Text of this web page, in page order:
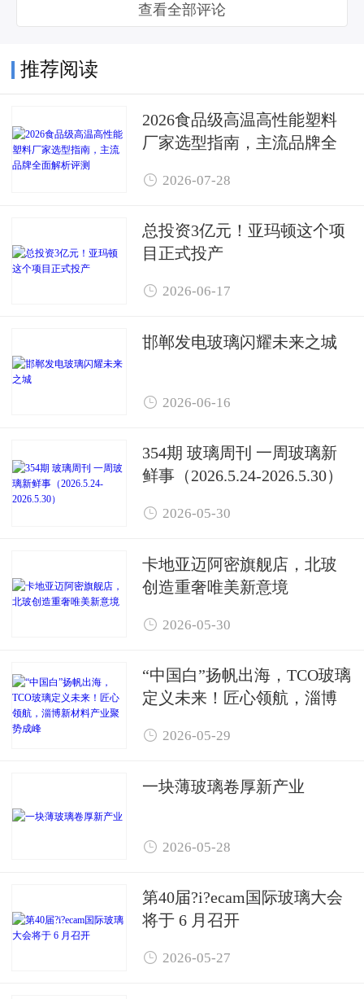
查看全部评论
推荐阅读
2026食品级高温高性能塑料
厂家选型指南，主流品牌全
 2026-07-28
总投资3亿元！亚玛顿这个项
目正式投产
 2026-06-17
邯郸发电玻璃闪耀未来之城
 2026-06-16
354期 玻璃周刊 一周玻璃新
鲜事（2026.5.24-2026.5.30）
 2026-05-30
卡地亚迈阿密旗舰店，北玻
创造重奢唯美新意境
 2026-05-30
“中国白”扬帆出海，TCO玻璃
定义未来！匠心领航，淄博
 2026-05-29
一块薄玻璃卷厚新产业
 2026-05-28
第40届?i?ecam国际玻璃大会
将于 6 月召开
 2026-05-27